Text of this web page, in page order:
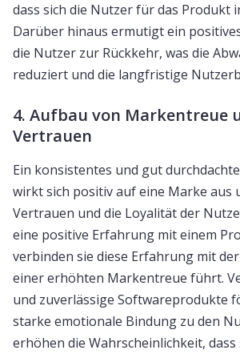
dass sich die Nutzer für das Produkt
Darüber hinaus ermutigt ein
die Nutzer zur Rückkehr, was die
reduziert und die langfristige
4. Aufbau von Markentreue
Vertrauen
Ein konsistentes und gut
wirkt sich positiv auf eine Marke aus
Vertrauen und die Loyalität der
eine positive Erfahrung mit einem
verbinden sie diese Erfahrung mit
einer erhöhten Markentreue führt.
und zuverlässige Softwareprodukte
starke emotionale Bindung zu den
erhöhen die Wahrscheinlichkeit,